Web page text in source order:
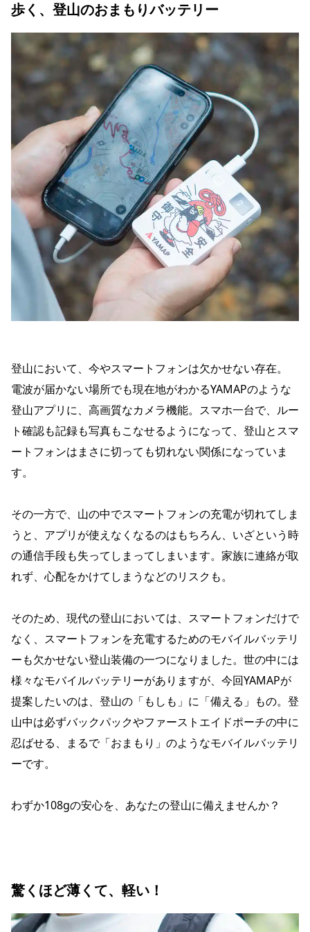
歩く、登山のおまもりバッテリー
登山において、今やスマートフォンは欠かせない存在。
電波が届かない場所でも現在地がわかるYAMAPのような
登山アプリに、高画質なカメラ機能。スマホ一台で、ルー
ト確認も記録も写真もこなせるようになって、登山とスマ
ートフォンはまさに切っても切れない関係になっていま
す。
その一方で、山の中でスマートフォンの充電が切れてしま
うと、アプリが使えなくなるのはもちろん、いざという時
の通信手段も失ってしまってしまいます。家族に連絡が取
れず、心配をかけてしまうなどのリスクも。
そのため、現代の登山においては、スマートフォンだけで
なく、スマートフォンを充電するためのモバイルバッテリ
ーも欠かせない登山装備の一つになりました。世の中には
様々なモバイルバッテリーがありますが、今回YAMAPが
提案したいのは、登山の「もしも」に「備える」もの。登
山中は必ずバックパックやファーストエイドポーチの中に
忍ばせる、まるで「おまもり」のようなモバイルバッテリ
ーです。
わずか108gの安心を、あなたの登山に備えませんか？
驚くほど薄くて、軽い！